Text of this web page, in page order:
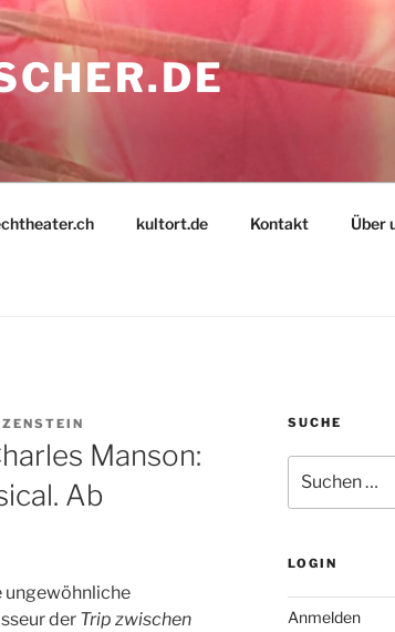
kultort.de Kontakt Über
Manson:
Ab
ungewöhnliche
der Trip zwischen
SUCHE
nach:
LOGIN
Anmelden